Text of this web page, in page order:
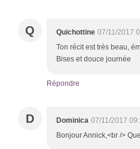
Q Quichottine 07/11/2017
Ton récit est très beau,
Bises et douce journée
Répondre
D Dominica 07/11/2017
Bonjour Annick,<br />